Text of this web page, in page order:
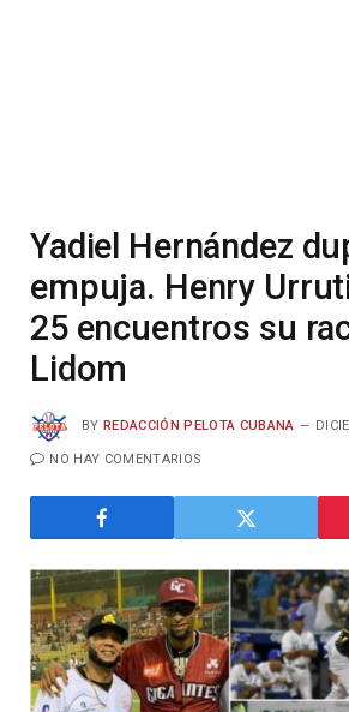
Yadiel Hernández
empuja. Henry
25 encuentros su
Lidom
BY REDACCIÓN PELOTA CUBANA
NO HAY COMENTARIOS